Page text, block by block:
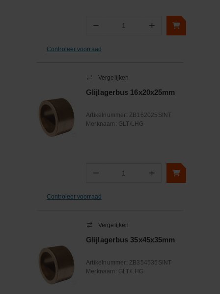
− Aantal +
Controleer voorraad
Vergelijken
Glijlagerbus 16x20x25mm
Artikelnummer: ZB162025SINT
Merknaam: GLT/LHG
− Aantal +
Controleer voorraad
Vergelijken
Glijlagerbus 35x45x35mm
Artikelnummer: ZB354535SINT
Merknaam: GLT/LHG